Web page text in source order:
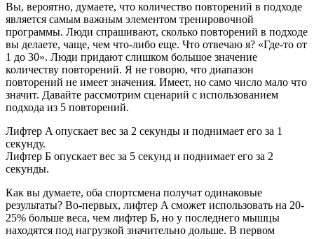
Вы, вероятно, думаете, что количество повторений в подходе
является самым важным элементом тренировочной
программы. Люди спрашивают, сколько повторений в подходе
вы делаете, чаще, чем что-либо еще. Что отвечаю я? «Где-то от
1 до 30». Люди придают слишком большое значение
количеству повторений. Я не говорю, что диапазон
повторений не имеет значения. Имеет, но само число мало что
значит. Давайте рассмотрим сценарий с использованием
подхода из 5 повторений.
Лифтер A опускает вес за 2 секунды и поднимает его за 1
секунду.
Лифтер Б опускает вес за 5 секунд и поднимает его за 2
секунды.
Как вы думаете, оба спортсмена получат одинаковые
результаты? Во-первых, лифтер A сможет использовать на 20-
25% больше веса, чем лифтер Б, но у последнего мышцы
находятся под нагрузкой значительно дольше. В первом